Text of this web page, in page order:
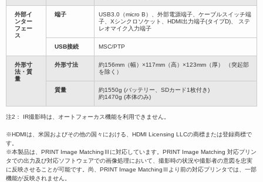
外部イ
ンター
フェー
ス
端子
USB3.0（micro B）、外部電源端子、ケーブルスイッチ端
子、Xシンクロソケット、HDMI出力端子(タイプD)、 ステ
レオマイク入力端子
USB接続 MSC/PTP
外形寸
法・質
量
外形寸法
約156mm（幅）×117mm（高）×123mm（厚） （突起部
を除く）
質量
約1550g (バッテリー、SDカード1枚付き)
約1470g (本体のみ)
注2： IR撮影時は、オートフォーカス機能を利用できません。
※HDMIは、米国およびその他の国々における、HDMI Licensing LLCの商標または登録商標で
す。
※本製品は、PRINT Image MatchingⅢに対応しています。PRINT Image Matching 対応プリン
タでの出力及び対応ソフトウェアでの画像処理において、撮影時の状況や撮影者の意図を忠実
に反映させることが可能です。尚、PRINT Image MatchingⅢより前の対応プリンタでは、一部
機能が反映されません。